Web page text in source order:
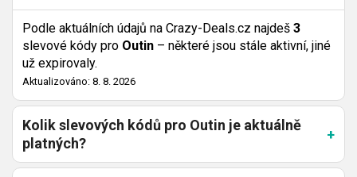
Podle aktuálních údajů na Crazy-Deals.cz najdeš 3
slevové kódy pro Outin – některé jsou stále aktivní, jiné
už expirovaly.
Aktualizováno: 8. 8. 2026
Kolik slevových kódů pro Outin je aktuálně
platných?